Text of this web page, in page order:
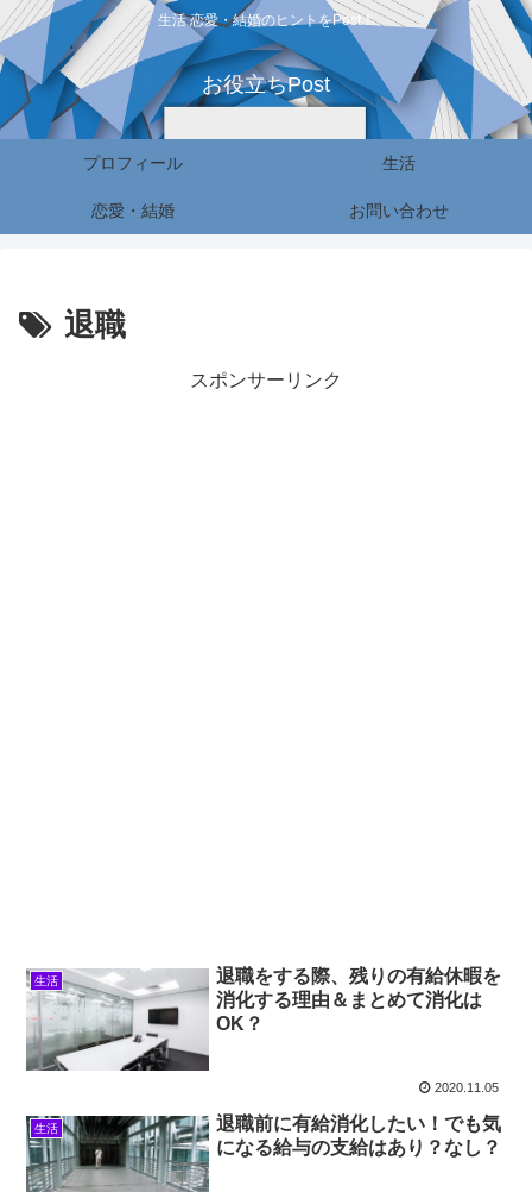
生活 恋愛・結婚のヒントをPost！
お役立ちPost
プロフィール 生活
恋愛・結婚 お問い合わせ
退職
スポンサーリンク
生活
退職をする際、残りの有給休暇を
消化する理由＆まとめて消化は
OK？
2020.11.05
生活
退職前に有給消化したい！でも気
になる給与の支給はあり？なし？